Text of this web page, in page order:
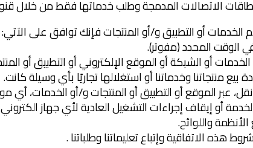
الوقت المحدد (مفوتر).
أو الشبكة أو الموقع الإلكتروني أو التطبيق أو
بيع منتجاتنا وخدماتنا أو استغلالها تجاريًا بأي وسيلة كانت.
عبر الموقع أو التطبيق أو المنتجات و/أو الخدمات،
أو إيقاف إجراءات التشغيل العادية لأي جهاز
واللوائح.
هذه الاتفاقية وإتباع تعليماتنا وطلباتنا .